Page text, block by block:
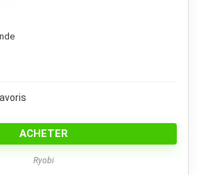
ACHETER
Ryobi